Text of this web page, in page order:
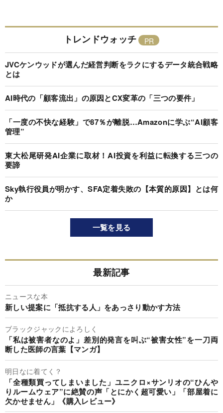
トレンドウォッチ
JVCケンウッドが選んだ経営判断をラクにするデータ統合戦略
とは
AI時代の「顧客流出」の原因とCX変革の「三つの要件」
「一度の不快な経験」で87％が離脱…Amazonに学ぶ“AI顧客
管理”
東大松尾研発AI企業に取材！AI投資を利益に転換する三つの
要諦
Sky執行役員が明かす、SFA定着失敗の【本質的原因】とは何
か
一覧を見る
最新記事
ニュースな本
新しい提案に「抵抗する人」をあっさり動かす方法
ブラックジャックによろしく
「私は被害者なのよ」差別的発言を叫ぶ“被害女性”を一刀両
断した医師の言葉【マンガ】
明日なに着てく？
「全種類買ってしまいました」ユニクロ×サンリオの“ひんや
りルームウェア”に絶賛の声「とにかく超可愛い」「部屋着に
欠かせません」《購入レビュー》